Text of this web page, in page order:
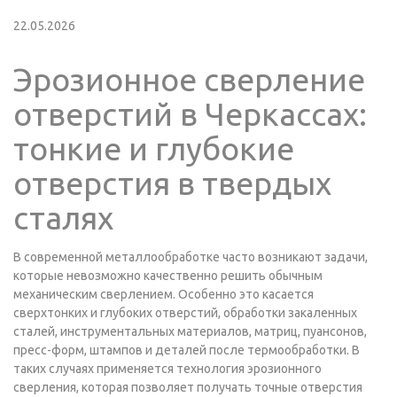
22.05.2026
Эрозионное сверление
отверстий в Черкассах:
тонкие и глубокие
отверстия в твердых
сталях
В современной металлообработке часто возникают задачи,
которые невозможно качественно решить обычным
механическим сверлением. Особенно это касается
сверхтонких и глубоких отверстий, обработки закаленных
сталей, инструментальных материалов, матриц, пуансонов,
пресс-форм, штампов и деталей после термообработки. В
таких случаях применяется технология эрозионного
сверления, которая позволяет получать точные отверстия